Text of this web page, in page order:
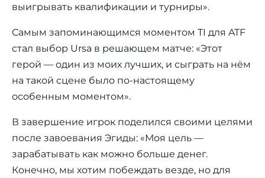
выигрывать квалификации и турниры».
Самым запоминающимся моментом TI для ATF
стал выбор Ursa в решающем матче: «Этот
герой — один из моих лучших, и сыграть на нём
на такой сцене было по-настоящему
особенным моментом».
В завершение игрок поделился своими целями
после завоевания Эгиды: «Моя цель —
зарабатывать как можно больше денег.
Конечно, мы хотим побеждать везде, но для